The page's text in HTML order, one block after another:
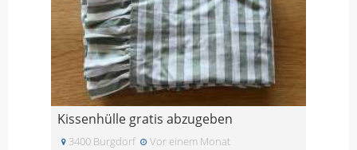
Kissenhülle gratis abzugeben
3400 Burgdorf Vor einem Monat